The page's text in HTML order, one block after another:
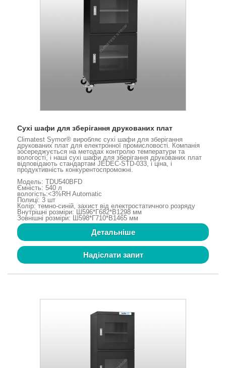
Сухі шафи для зберігання друкованих плат
Climatest Symor® виробляє сухі шафи для зберігання
друкованих плат для електронної промисловості. Компанія
зосереджується на методах контролю температури та
вологості, і наші сухі шафи для зберігання друкованих плат
відповідають стандартам JEDEC-STD-033, і ціна, і
продуктивність конкурентоспроможні.
Модель: TDU540BFD
Ємність: 540 л
вологість:<3%RH Automatic
Полиці: 3 шт
Колір: темно-синій, захист від електростатичного розряду
Внутрішні розміри: Ш596*Г682*В1298 мм
Зовнішні розміри: Ш598*Г710*В1465 мм
Детальніше
Надіслати запит